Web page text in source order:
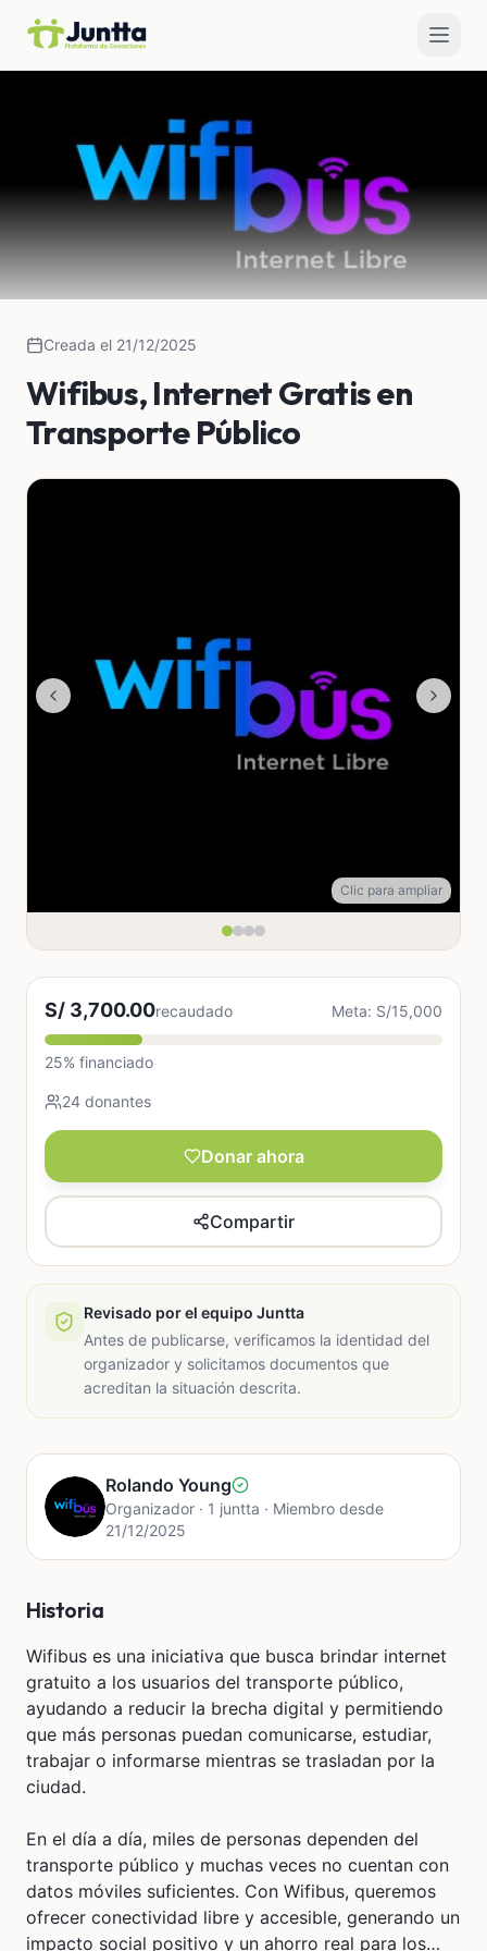
Creada el 21/12/2025
Wifibus, Internet Gratis en
Transporte Público
Clic para ampliar
S/ 3,700.00recaudado Meta: S/15,000
25% financiado
24 donantes
Donar ahora
Compartir
Revisado por el equipo Juntta
Antes de publicarse, verificamos la identidad del
organizador y solicitamos documentos que
acreditan la situación descrita.
Rolando Young
Organizador · 1 juntta · Miembro desde
21/12/2025
Historia
Wifibus es una iniciativa que busca brindar internet
gratuito a los usuarios del transporte público,
ayudando a reducir la brecha digital y permitiendo
que más personas puedan comunicarse, estudiar,
trabajar o informarse mientras se trasladan por la
ciudad.
En el día a día, miles de personas dependen del
transporte público y muchas veces no cuentan con
datos móviles suficientes. Con Wifibus, queremos
ofrecer conectividad libre y accesible, generando un
impacto social positivo y un ahorro real para los